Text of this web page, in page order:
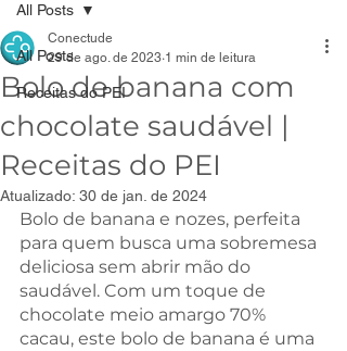
All Posts
Receitas do PEI
All Posts
Bolo de banana com
chocolate saudável |
Receitas do PEI
Conectude
29 de ago. de 2023 1 min de leitura
Atualizado: 30 de jan. de 2024
Bolo de banana e nozes, perfeita
para quem busca uma sobremesa
deliciosa sem abrir mão do
saudável. Com um toque de
chocolate meio amargo 70%
cacau, este bolo de banana é uma